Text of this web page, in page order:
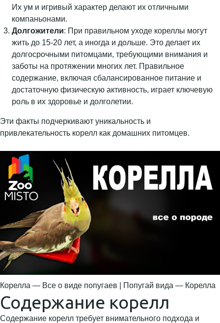
Их ум и игривый характер делают их отличными
компаньонами.
Долгожители: При правильном уходе кореллы могут
жить до 15-20 лет, а иногда и дольше. Это делает их
долгосрочными питомцами, требующими внимания и
заботы на протяжении многих лет. Правильное
содержание, включая сбалансированное питание и
достаточную физическую активность, играет ключевую
роль в их здоровье и долголетии.
Эти факты подчеркивают уникальность и
привлекательность корелл как домашних питомцев.
Корелла — Все о виде попугаев | Попугай вида — Корелла
Содержание корелл
Содержание корелл требует внимательного подхода и